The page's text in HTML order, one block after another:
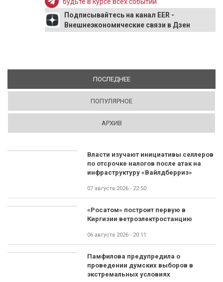
Подписывайтесь на канал EER -
Внешнеэкономические связи в Дзен
ПОСЛЕДНЕЕ(АКТИВНАЯ ВКЛАДКА)
ПОПУЛЯРНОЕ
АРХИВ
Власти изучают инициативы селлеров
по отсрочке налогов после атак на
инфраструктуру «Вайлдберриз»
07 августа 2026 - 22:50
«Росатом» построит первую в
Киргизии ветроэлектростанцию
06 августа 2026 - 20:11
Памфилова предупредила о
проведении думских выборов в
экстремальных условиях